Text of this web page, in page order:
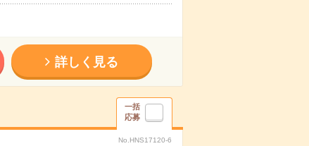
詳しく見る
一括
応募
No.HNS17120-6